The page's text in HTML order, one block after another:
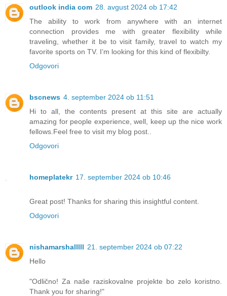
outlook india com 28. avgust 2024 ob 17:42
The ability to work from anywhere with an internet
connection provides me with greater flexibility while
traveling, whether it be to visit family, travel to watch my
favorite sports on TV. I’m looking for this kind of flexibilty.
Odgovori
bscnews 4. september 2024 ob 11:51
Hi to all, the contents present at this site are actually
amazing for people experience, well, keep up the nice work
fellows.Feel free to visit my blog post..
Odgovori
homeplatekr 17. september 2024 ob 10:46
Great post! Thanks for sharing this insightful content.
Odgovori
nishamarshalllll 21. september 2024 ob 07:22
Hello
"Odlično! Za naše raziskovalne projekte bo zelo koristno.
Thank you for sharing!"